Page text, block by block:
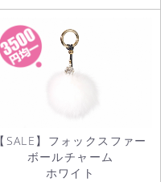
【SALE】フォックスファー
ボールチャーム
ホワイト